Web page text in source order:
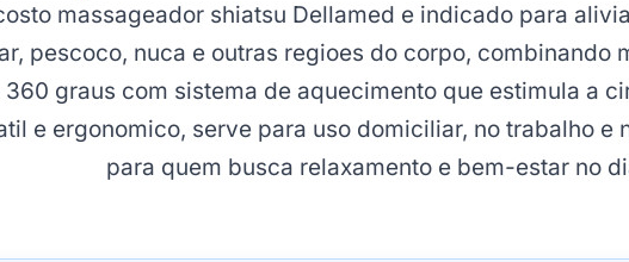
massageador shiatsu Dellamed e indicado para
pescoco, nuca e outras regioes do corpo, combinando
360 graus com sistema de aquecimento que estimula a
e ergonomico, serve para uso domiciliar, no trabalho e
para quem busca relaxamento e bem-estar no